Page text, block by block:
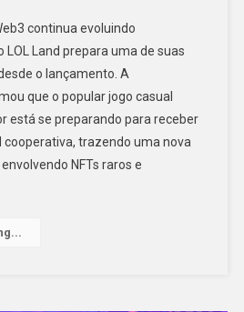
continua evoluindo
Land prepara uma de suas
o lançamento. A
que o popular jogo casual
está se preparando para receber
cooperativa, trazendo uma nova
NFTs raros e